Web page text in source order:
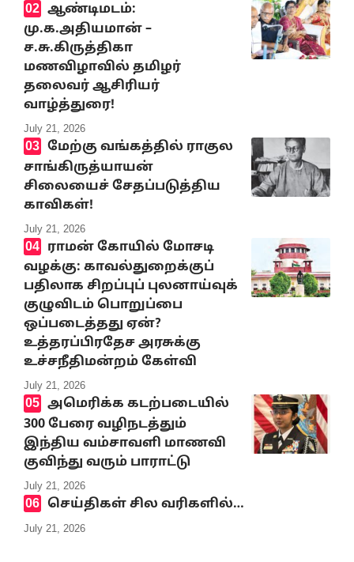
ஆண்டிமடம்:
மு.க.அதியமான் –
ச.சு.கிருத்திகா
மணவிழாவில் தமிழர்
தலைவர் ஆசிரியர்
வாழ்த்துரை!
July 21, 2026
மேற்கு வங்கத்தில் ராகுல
சாங்கிருத்யாயன்
சிலையைச் சேதப்படுத்திய
காவிகள்!
July 21, 2026
ராமன் கோயில் மோசடி
வழக்கு: காவல்துறைக்குப்
பதிலாக சிறப்புப் புலனாய்வுக்
குழுவிடம் பொறுப்பை
ஒப்படைத்தது ஏன்?
உத்தரப்பிரதேச அரசுக்கு
உச்சநீதிமன்றம் கேள்வி
July 21, 2026
அமெரிக்க கடற்படையில்
300 பேரை வழிநடத்தும்
இந்திய வம்சாவளி மாணவி
குவிந்து வரும் பாராட்டு
July 21, 2026
செய்திகள் சில வரிகளில்…
July 21, 2026